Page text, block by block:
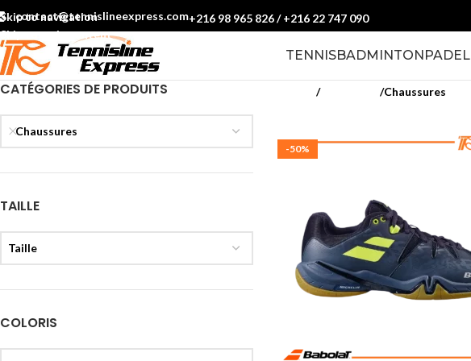
Skip to navigation
Skip to main content
contact@tennislineexpress.com+216 98 965 826/+216 22 747 090
TENNISBADMINTONPADEL
CATÉGORIES DE PRODUITS
Chaussures
TAILLE
Taille
COLORIS
Badminton Chaussures
-50%